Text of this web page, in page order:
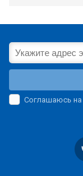
Соглашаюсь на